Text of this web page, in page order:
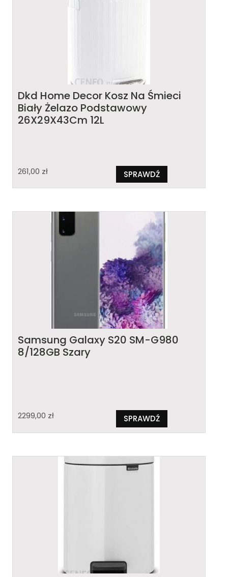
Dkd Home Decor Kosz Na Śmieci
Biały Żelazo Podstawowy
26X29X43Cm 12L
261,00 zł SPRAWDŹ
Samsung Galaxy S20 SM-G980
8/128GB Szary
2299,00 zł SPRAWDŹ